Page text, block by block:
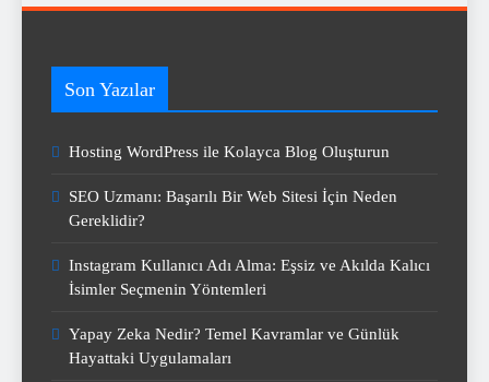
Son Yazılar
Hosting WordPress ile Kolayca Blog Oluşturun
SEO Uzmanı: Başarılı Bir Web Sitesi İçin Neden
Gereklidir?
Instagram Kullanıcı Adı Alma: Eşsiz ve Akılda Kalıcı
İsimler Seçmenin Yöntemleri
Yapay Zeka Nedir? Temel Kavramlar ve Günlük
Hayattaki Uygulamaları